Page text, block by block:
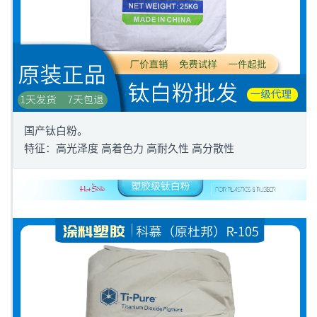
国产钛白粉。
特征：高光泽度 高着色力 高耐久性 高分散性